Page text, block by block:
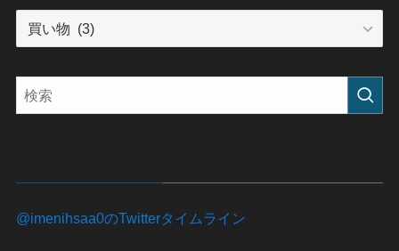
カ
テ
リ
@imenihsaa0のTwitterタイムライン